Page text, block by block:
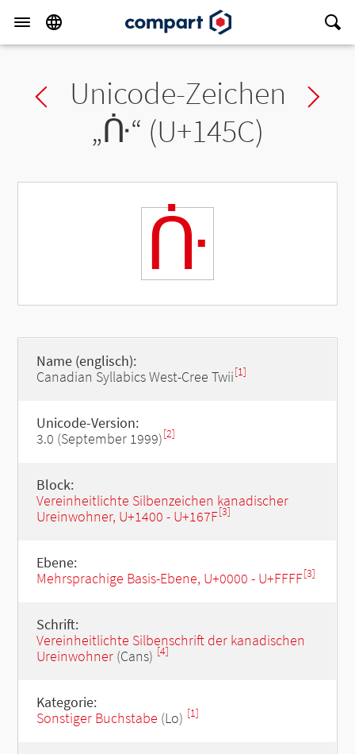
Previous char
Unicode-Zeichen
„ᑜ“ (U+145C)
ᑜ
Name (englisch):
Canadian Syllabics West-Cree Twii[1]
Unicode-Version:
3.0 (September 1999)[2]
Block:
Vereinheitlichte Silbenzeichen kanadischer
Ureinwohner, U+1400 - U+167F[3]
Ebene:
Mehrsprachige Basis-Ebene, U+0000 - U+FFFF[3]
Schrift:
Vereinheitlichte Silbenschrift der kanadischen
Ureinwohner(Cans) [4]
Kategorie:
Sonstiger Buchstabe (Lo) [1]